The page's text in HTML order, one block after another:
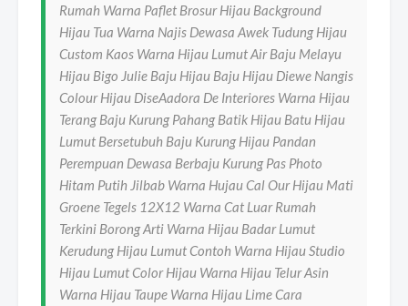
Rumah Warna Paflet Brosur Hijau Background
Hijau Tua Warna Najis Dewasa Awek Tudung Hijau
Custom Kaos Warna Hijau Lumut Air Baju Melayu
Hijau Bigo Julie Baju Hijau Baju Hijau Diewe Nangis
Colour Hijau DiseAadora De Interiores Warna Hijau
Terang Baju Kurung Pahang Batik Hijau Batu Hijau
Lumut Bersetubuh Baju Kurung Hijau Pandan
Perempuan Dewasa Berbaju Kurung Pas Photo
Hitam Putih Jilbab Warna Hujau Cal Our Hijau Mati
Groene Tegels 12X12 Warna Cat Luar Rumah
Terkini Borong Arti Warna Hijau Badar Lumut
Kerudung Hijau Lumut Contoh Warna Hijau Studio
Hijau Lumut Color Hijau Warna Hijau Telur Asin
Warna Hijau Taupe Warna Hijau Lime Cara